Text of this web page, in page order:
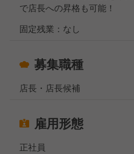
社員として1年間真面目に働け
プでリスクを抑えながら独立
※現在のFC店舗のうち4店舗は
独立した店舗です。
で店長への昇格も可能！
固定残業：なし
募集職種
店長・店長候補
雇用形態
正社員